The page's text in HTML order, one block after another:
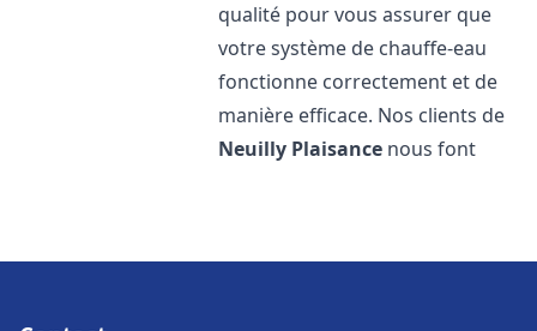
qualité pour vous assurer que
votre système de chauffe-eau
fonctionne correctement et de
manière efficace. Nos clients de
Neuilly Plaisance nous font